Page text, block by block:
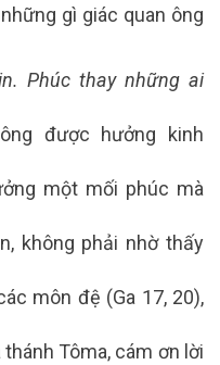
gì giác quan ông
Phúc thay những ai
được hưởng kinh
một mối phúc mà
không phải nhờ thấy
môn đệ (Ga 17, 20),
Tôma, cám ơn lời